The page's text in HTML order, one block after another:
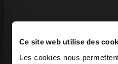
Ce site web utilise des
Les cookies nous